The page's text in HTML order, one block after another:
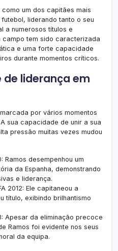
um dos capitães mais
liderando tanto o seu
a numerosos títulos e
campo tem sido caracterizada
e uma forte capacidade
durante momentos críticos.
liderança em
por vários momentos
sua capacidade de unir a sua
pressão muitas vezes mudou
Ramos desempenhou um
da Espanha, demonstrando
e liderança.
2012: Ele capitaneou a
título, exibindo brilhantismo
Apesar da eliminação precoce
Ramos foi evidente nos seus
da equipa.